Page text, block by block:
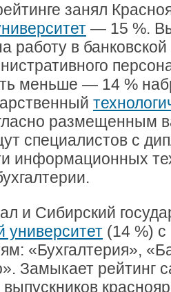
занял
— 15 %.
работу в
меньше — 14 %
размещенным
специалистов с
информационных
и Сибирский
университет (14 %)
«Бухгалтерия»,
Замыкает рейтинг